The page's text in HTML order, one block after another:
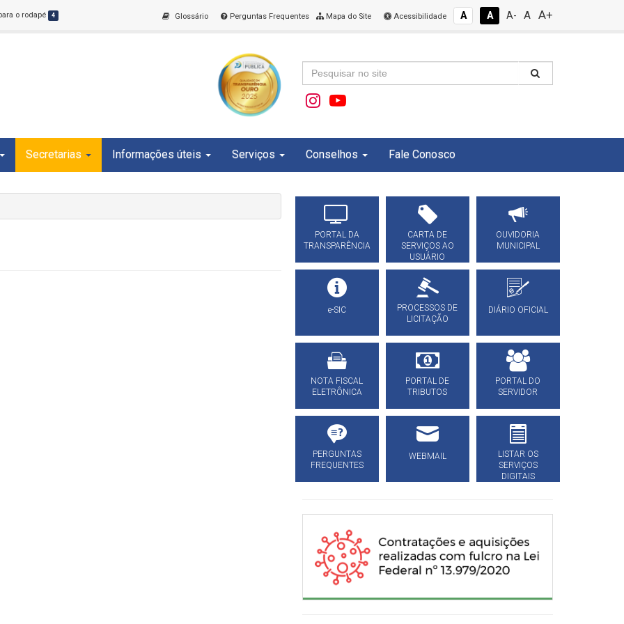
o rodapé 4 Glossário Perguntas Frequentes Mapa do Site Acessibilidade A A A- A A+
Secretarias Informações úteis Serviços Conselhos Fale Conosco
PORTAL DA
TRANSPARÊNCIA
CARTA DE
SERVIÇOS AO
USUÁRIO
OUVIDORIA
MUNICIPAL
e-SIC
PROCESSOS DE
LICITAÇÃO
DIÁRIO OFICIAL
NOTA FISCAL
ELETRÔNICA
PORTAL DE
TRIBUTOS
PORTAL DO
SERVIDOR
PERGUNTAS
FREQUENTES
WEBMAIL
LISTAR OS
SERVIÇOS
DIGITAIS